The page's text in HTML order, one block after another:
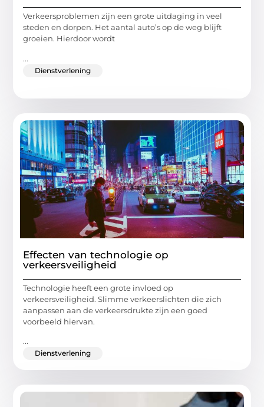
Verkeersproblemen zijn een grote uitdaging in veel
steden en dorpen. Het aantal auto’s op de weg blijft
groeien. Hierdoor wordt
...
Dienstverlening
Effecten van technologie op
verkeersveiligheid
Technologie heeft een grote invloed op
verkeersveiligheid. Slimme verkeerslichten die zich
aanpassen aan de verkeersdrukte zijn een goed
voorbeeld hiervan.
...
Dienstverlening